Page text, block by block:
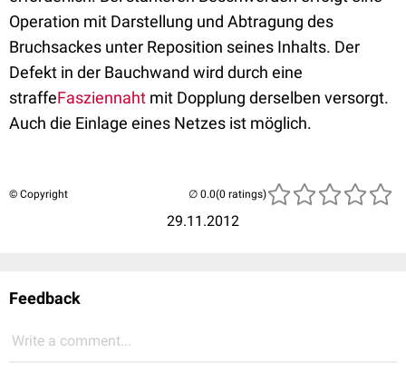
Operation mit Darstellung und Abtragung des
Bruchsackes unter Reposition seines Inhalts. Der
Defekt in der Bauchwand wird durch eine
straffeFasziennaht mit Dopplung derselben versorgt.
Auch die Einlage eines Netzes ist möglich.
© Copyright
29.11.2012
(0 ratings)
Feedback
Write a comment...